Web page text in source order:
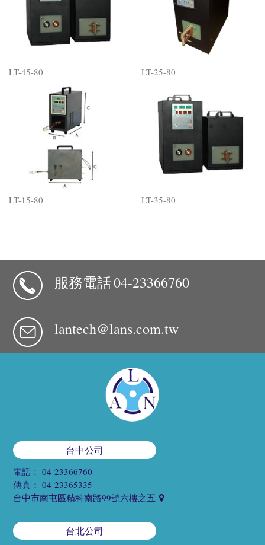
LT-45-80 LT-25-80
LT-15-80 LT-35-80
服務電話04-23366760
lantech@lans.com.tw
台中公司
電話：04-23366760
傳真：04-23365335
台中市南屯區精科南路99號六樓之五
台北公司